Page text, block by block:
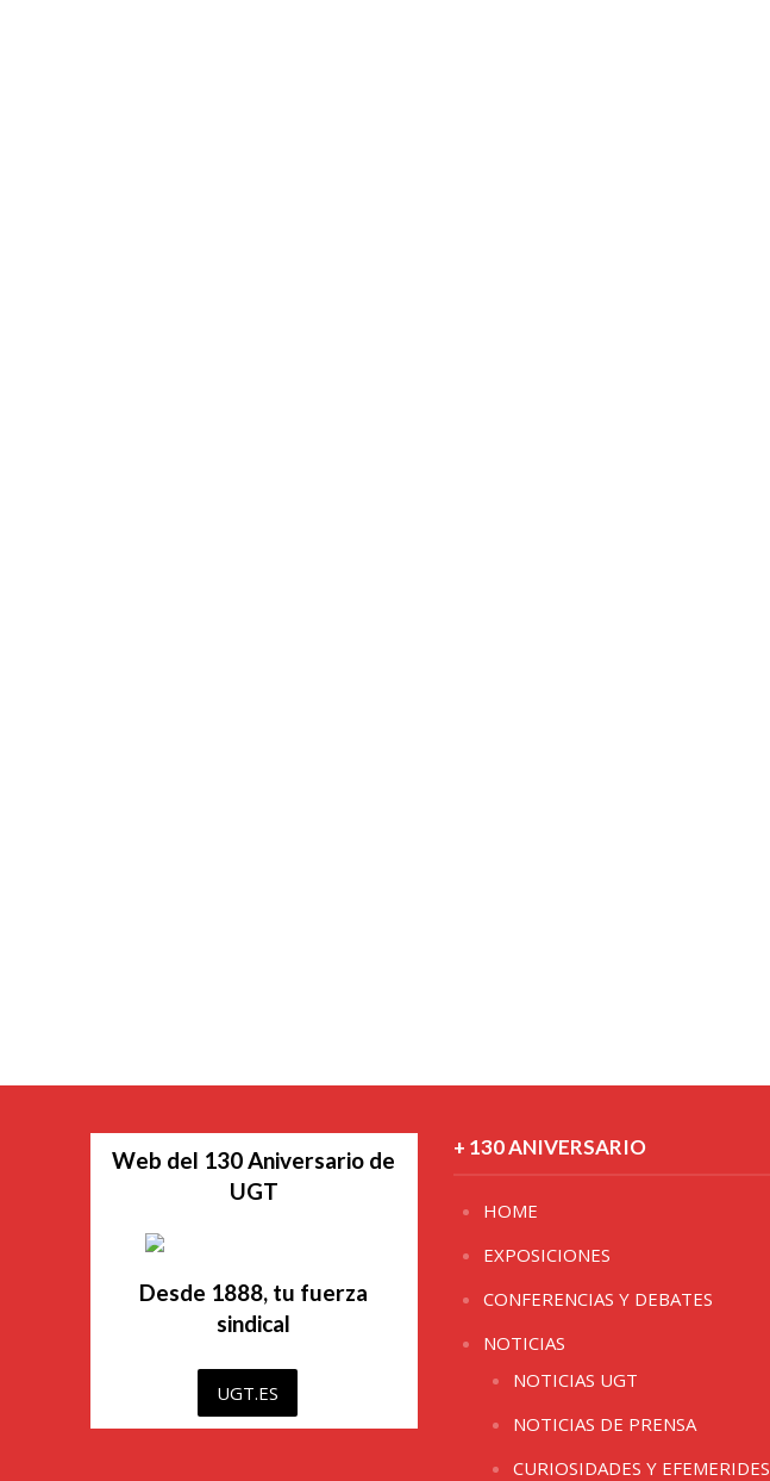
Web del 130 Aniversario de
UGT
Desde 1888, tu fuerza
sindical
UGT.ES
+ 130 ANIVERSARIO
HOME
EXPOSICIONES
CONFERENCIAS Y DEBATES
NOTICIAS
NOTICIAS UGT
NOTICIAS DE PRENSA
CURIOSIDADES Y EFEMERIDES